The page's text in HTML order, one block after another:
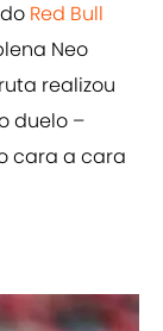
Red Bull
Neo
realizou
duelo –
cara a cara